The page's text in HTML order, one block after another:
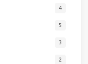
4
5
3
2